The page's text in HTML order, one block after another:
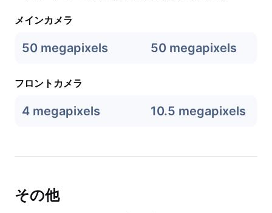
メインカメラ
50 megapixels 50 megapixels
フロントカメラ
4 megapixels 10.5 megapixels
その他